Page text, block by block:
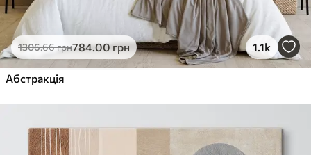
1306.66грн784.00грн 1.1k
Абстракція